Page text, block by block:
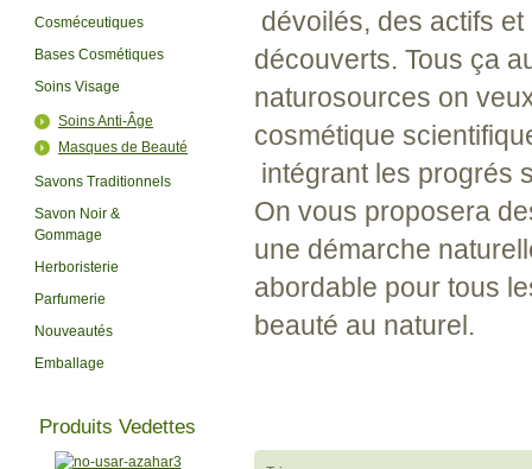
Cosméceutiques
Bases Cosmétiques
Soins Visage
Soins Anti-Âge
Masques de Beauté
Savons Traditionnels
Savon Noir &
Gommage
Herboristerie
Parfumerie
Nouveautés
Emballage
Produits Vedettes
dévoilés, des actifs
découverts. Tous ça
naturosources on
cosmétique
intégrant les progrés
On vous proposera
une démarche
abordable pour tous
beauté au naturel.